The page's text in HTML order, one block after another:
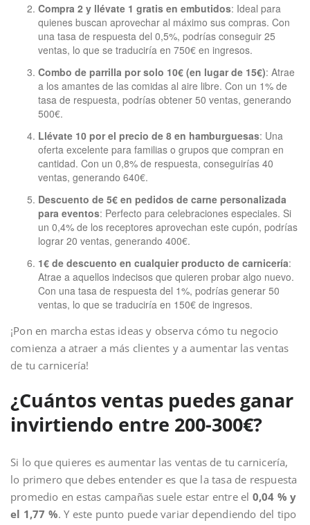
Compra 2 y llévate 1 gratis en embutidos: Ideal para
quienes buscan aprovechar al máximo sus compras. Con
una tasa de respuesta del 0,5%, podrías conseguir 25
ventas, lo que se traduciría en 750€ en ingresos.
Combo de parrilla por solo 10€ (en lugar de 15€): Atrae
a los amantes de las comidas al aire libre. Con un 1% de
tasa de respuesta, podrías obtener 50 ventas, generando
500€.
Llévate 10 por el precio de 8 en hamburguesas: Una
oferta excelente para familias o grupos que compran en
cantidad. Con un 0,8% de respuesta, conseguirías 40
ventas, generando 640€.
Descuento de 5€ en pedidos de carne personalizada
para eventos: Perfecto para celebraciones especiales. Si
un 0,4% de los receptores aprovechan este cupón, podrías
lograr 20 ventas, generando 400€.
1€ de descuento en cualquier producto de carnicería:
Atrae a aquellos indecisos que quieren probar algo nuevo.
Con una tasa de respuesta del 1%, podrías generar 50
ventas, lo que se traduciría en 150€ de ingresos.
¡Pon en marcha estas ideas y observa cómo tu negocio
comienza a atraer a más clientes y a aumentar las ventas
de tu carnicería!
¿Cuántos ventas puedes ganar
invirtiendo entre 200-300€?
Si lo que quieres es aumentar las ventas de tu carnicería,
lo primero que debes entender es que la tasa de respuesta
promedio en estas campañas suele estar entre el 0,04 % y
el 1,77 %. Y este punto puede variar dependiendo del tipo